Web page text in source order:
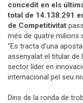
concedit en els
total de 14.138.291
de Competitivitat
més de quatre milions
"Es tracta d'una
assenyalat el titular de
sector líder en
internacional pel seu
Dins de la ronda de